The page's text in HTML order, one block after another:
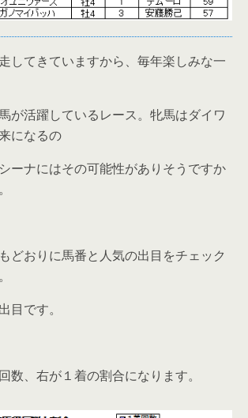
してきていますから、毎年楽しみな一
が活躍しているレース。牝馬はダイワ
になるの
ーナにはその可能性がありそうですか
どおりに馬番と人気の出目をチェック
目です。
数、右が１着の割合になります。